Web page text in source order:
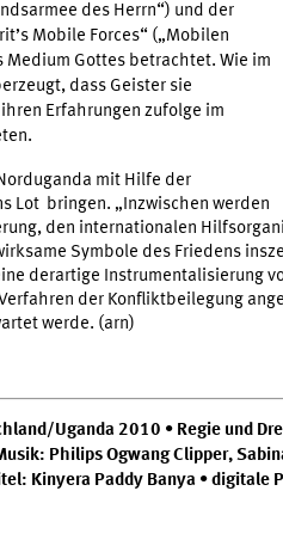
des Herrn“) und der
Mobile Forces“ („Mobilen
Gottes betrachtet. Wie im
dass Geister sie
Erfahrungen zufolge im
mit Hilfe der
Lot bringen. „Inzwischen werden
den internationalen
Symbole des Friedens
derartige Instrumentalisierung
der Konfliktbeilegung
werde. (arn)
Uganda 2010 • Regie und
Philips Ogwang Clipper,
Kinyera Paddy Banya • digitale